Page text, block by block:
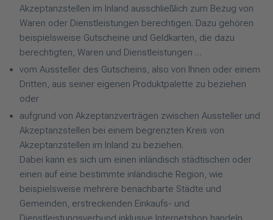
Akzeptanzstellen im Inland ausschließlich zum Bezug von
Waren oder Dienstleistungen berechtigen. Dazu gehören
beispielsweise Gutscheine und Geldkarten, die dazu
berechtigten, Waren und Dienstleistungen …
vom Aussteller des Gutscheins, also von Ihnen oder einem
Dritten, aus seiner eigenen Produktpalette zu beziehen
oder
aufgrund von Akzeptanzverträgen zwischen Aussteller und
Akzeptanzstellen bei einem begrenzten Kreis von
Akzeptanzstellen im Inland zu beziehen.
Dabei kann es sich um einen inländisch städtischen oder
einen auf eine bestimmte inländische Region, wie
beispielsweise mehrere benachbarte Städte und
Gemeinden, erstreckenden Einkaufs- und